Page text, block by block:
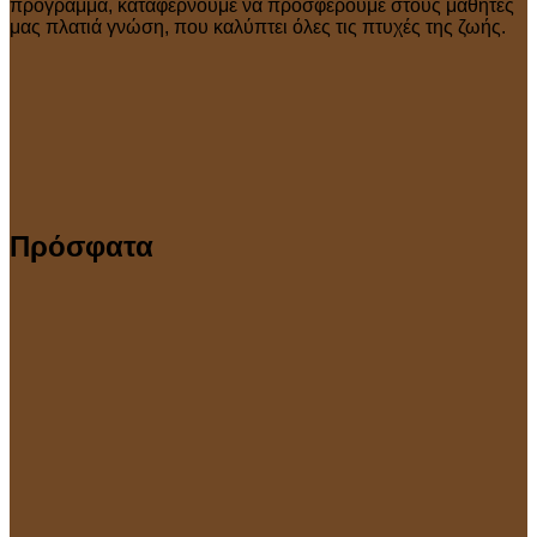
πρόγραμμα, καταφέρνουμε να προσφέρουμε στους μαθητές
μας πλατιά γνώση, που καλύπτει όλες τις πτυχές της ζωής.
Πρόσφατα